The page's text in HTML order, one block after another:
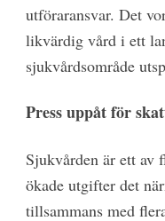
utföraransvar. Det
likvärdig vård i ett
sjukvårdsområde
Press uppåt för
Sjukvården är ett av
ökade utgifter det
tillsammans med